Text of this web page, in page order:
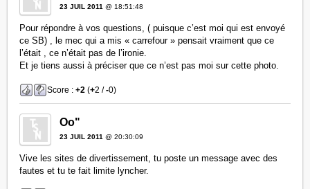
23 JUIL 2011 @ 18:51:48
Pour répondre à vos questions, ( puisque c’est moi qui est envoyé
ce SB) , le mec qui a mis « carrefour » pensait vraiment que ce
l’était , ce n’était pas de l’ironie.
Et je tiens aussi à préciser que ce n’est pas moi sur cette photo.
Score :+2 (+2 /-0)
Oo"
23 JUIL 2011 @ 20:30:09
Vive les sites de divertissement, tu poste un message avec des
fautes et tu te fait limite lyncher.